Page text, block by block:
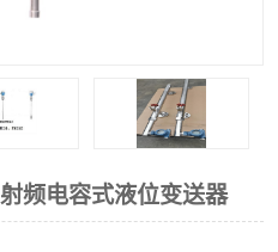
频电容式液位变送器
锅炉水位计
加油站液位仪